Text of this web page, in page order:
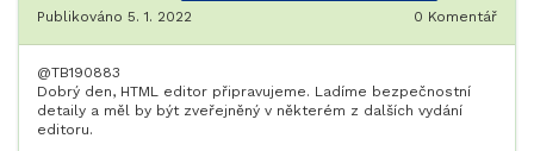
Publikováno 5. 1. 2022
0 Komentář
@TB190883
Dobrý den, HTML editor připravujeme. Ladíme bezpečnostní
detaily a měl by být zveřejněný v některém z dalších vydání
editoru.